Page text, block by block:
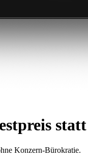
statt
Konzern-Bürokratie.